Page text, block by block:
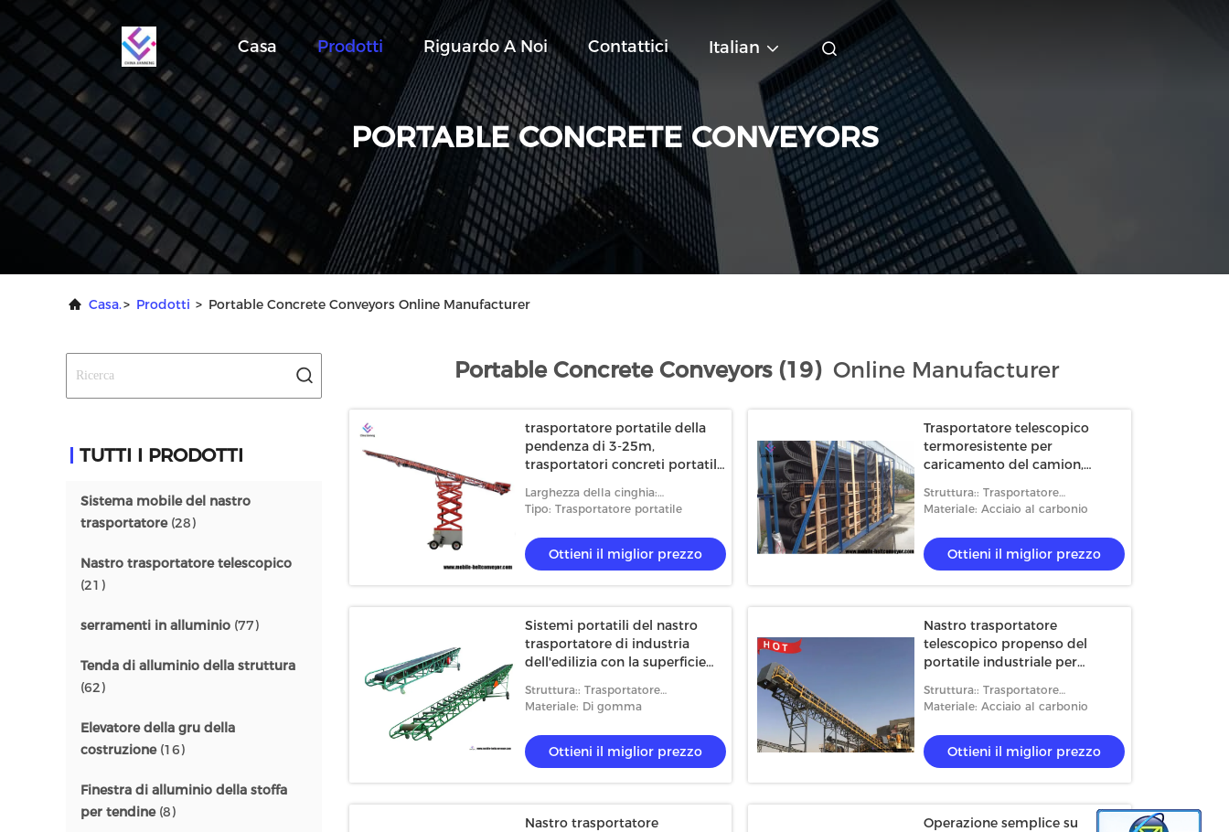
Casa Prodotti Riguardo A Noi Contattici Italian
PORTABLE CONCRETE CONVEYORS
Casa.> Prodotti > Portable Concrete Conveyors Online Manufacturer
TUTTI I PRODOTTI
Sistema mobile del nastro
trasportatore(28)
Nastro trasportatore telescopico
(21)
serramenti in alluminio (77)
Tenda di alluminio della struttura
(62)
Elevatore della gru della
costruzione(16)
Finestra di alluminio della stoffa
per tendine(8)
Portable Concrete Conveyors (19) Online Manufacturer
trasportatore portatile della
pendenza di 3-25m,
trasportatori concreti portatili
Larghezza della cinghia:
500/550/650/800/1000mm
Tipo: Trasportatore portatile
Ottieni il miglior prezzo
Trasportatore telescopico
termoresistente per
caricamento del camion,
rumore della pendenza
Struttura:: Trasportatore
telescopico
Materiale: Acciaio al carbonio
Ottieni il miglior prezzo
Sistemi portatili del nastro
trasportatore di industria
dell'edilizia con la superficie
Struttura:: Trasportatore
telescopico
Materiale: Di gomma
Ottieni il miglior prezzo
Nastro trasportatore
telescopico propenso del
portatile industriale per
pietra
Struttura:: Trasportatore
telescopico
Materiale: Acciaio al carbonio
Ottieni il miglior prezzo
Nastro trasportatore
Operazione semplice su